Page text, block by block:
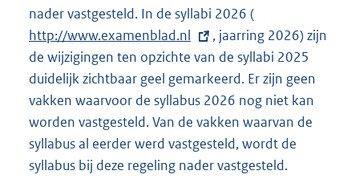
nader vastgesteld. In de syllabi 2026 (
x
t
e
r
n
e
l
http://www.examenblad.nl
, jaarring 2026) zijn
de wijzigingen ten opzichte van de syllabi 2025
duidelijk zichtbaar geel gemarkeerd. Er zijn geen
vakken waarvoor de syllabus 2026 nog niet kan
worden vastgesteld. Van de vakken waarvan de
syllabus al eerder werd vastgesteld, wordt de
syllabus bij deze regeling nader vastgesteld.